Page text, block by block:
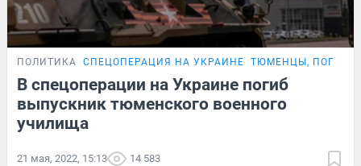
ПОЛИТИКА СПЕЦОПЕРАЦИЯ НА УКРАИНЕ ТЮМЕНЦЫ,
В спецоперации на Украине погиб
выпускник тюменского военного
училища
21 мая, 2022, 15:13 14 583